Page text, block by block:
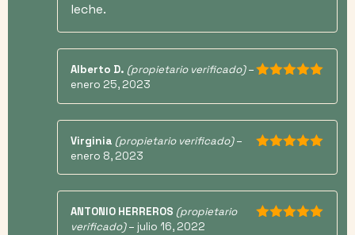
leche.
Alberto D. (propietario verificado) –
enero 25, 2023
Virginia (propietario verificado) –
enero 8, 2023
ANTONIO HERREROS (propietario
verificado) – julio 16, 2022